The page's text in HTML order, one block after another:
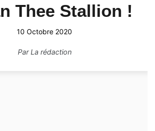
Thee Stallion !
10 Octobre 2020
ParLa rédaction